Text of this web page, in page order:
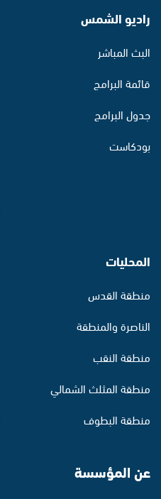
راديو الشمس
البث المباشر
قائمة البرامج
جدول البرامج
بودكاست
المحليات
منطقة القدس
الناصرة والمنطقة
منطقة النقب
منطقة المثلث الشمالي
منطقة البطوف
عن المؤسسة